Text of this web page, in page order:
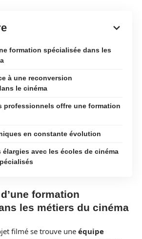
formation spécialisée dans les
à une reconversion
le cinéma
professionnels offre une formation
en constante évolution
avec les écoles de cinéma
formation
les métiers du cinéma
filmé se trouve une équipe